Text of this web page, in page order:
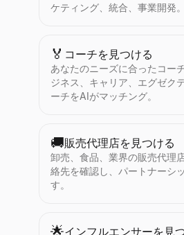
ケティング、統合、事業開発。
🏅 コーチを見つける
あなたのニーズに合ったコー
ジネス、キャリア、エグゼク
ーチをAIがマッチング。
🚚販売代理店を見つける
卸売、食品、業界の販売代理
絡先を確認し、パートナーシ
す。
🌟インフルエンサーを見